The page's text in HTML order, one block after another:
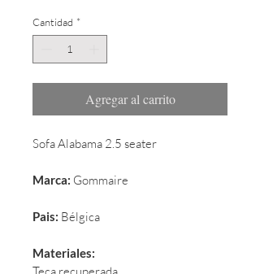
Cantidad *
Agregar al carrito
Sofa Alabama 2.5 seater
Marca: Gommaire
Pais: Bélgica
Materiales: